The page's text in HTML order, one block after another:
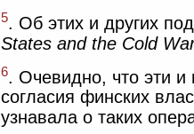
5. Об этих и других
States and the Cold
6
. Очевидно, что эти
согласия финских
узнавала о таких